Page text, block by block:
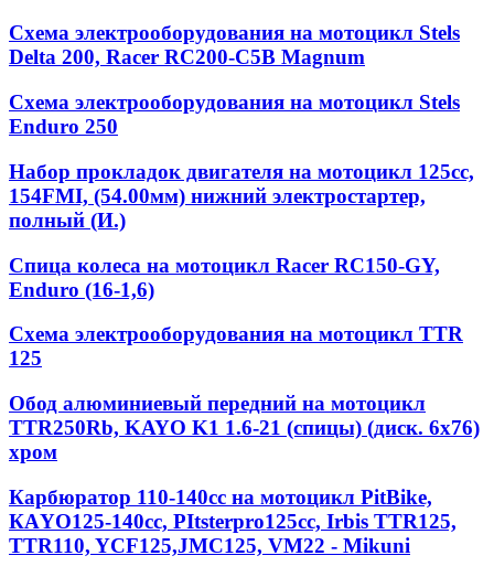
Схема электрооборудования на мотоцикл Stels
Delta 200, Racer RC200-C5B Magnum
Схема электрооборудования на мотоцикл Stels
Enduro 250
Набор прокладок двигателя на мотоцикл 125cc,
154FMI, (54.00мм) нижний электростартер,
полный (И.)
Спица колеса на мотоцикл Racer RC150-GY,
Enduro (16-1,6)
Схема электрооборудования на мотоцикл TTR
125
Обод алюминиевый передний на мотоцикл
TTR250Rb, KAYO K1 1.6-21 (спицы) (диск. 6x76)
хром
Карбюратор 110-140cc на мотоцикл PitBike,
КАYО125-140сс, РItstеrрrо125сс, Irbis TTR125,
TTR110, YCF125,JMC125, VM22 - Mikuni